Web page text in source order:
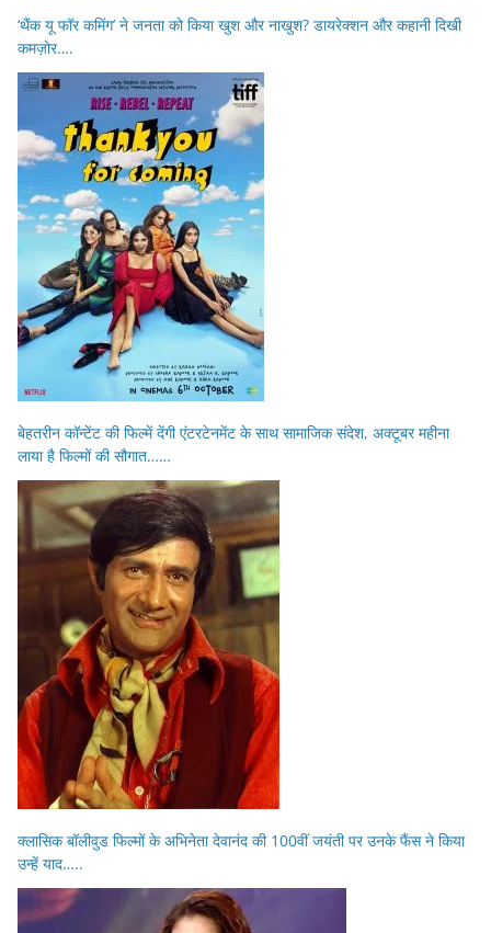
‘थैंक यू फॉर कमिंग’ ने जनता को किया खुश और नाखुश? डायरेक्शन और कहानी दिखी
कमज़ोर….
बेहतरीन कॉन्टेंट की फिल्में देंगी एंटरटेनमेंट के साथ सामाजिक संदेश, अक्टूबर महीना
लाया है फिल्मों की सौगात……
क्लासिक बॉलीवुड फिल्मों के अभिनेता देवानंद की 100वीं जयंती पर उनके फैंस ने किया
उन्हें याद…..